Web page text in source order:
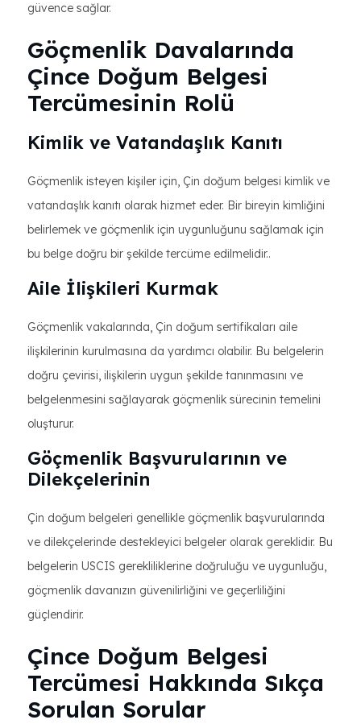
güvence sağlar.
Göçmenlik Davalarında
Çince Doğum Belgesi
Tercümesinin Rolü
Kimlik ve Vatandaşlık Kanıtı
Göçmenlik isteyen kişiler için, Çin doğum belgesi kimlik ve
vatandaşlık kanıtı olarak hizmet eder. Bir bireyin kimliğini
belirlemek ve göçmenlik için uygunluğunu sağlamak için
bu belge doğru bir şekilde tercüme edilmelidir..
Aile İlişkileri Kurmak
Göçmenlik vakalarında, Çin doğum sertifikaları aile
ilişkilerinin kurulmasına da yardımcı olabilir. Bu belgelerin
doğru çevirisi, ilişkilerin uygun şekilde tanınmasını ve
belgelenmesini sağlayarak göçmenlik sürecinin temelini
oluşturur.
Göçmenlik Başvurularının ve
Dilekçelerinin
Çin doğum belgeleri genellikle göçmenlik başvurularında
ve dilekçelerinde destekleyici belgeler olarak gereklidir. Bu
belgelerin USCIS gerekliliklerine doğruluğu ve uygunluğu,
göçmenlik davanızın güvenilirliğini ve geçerliliğini
güçlendirir.
Çince Doğum Belgesi
Tercümesi Hakkında Sıkça
Sorulan Sorular